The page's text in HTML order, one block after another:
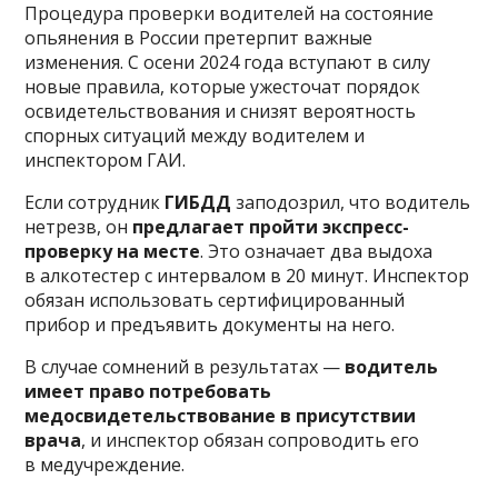
Процедура проверки водителей на состояние
опьянения в России претерпит важные
изменения. С осени 2024 года вступают в силу
новые правила, которые ужесточат порядок
освидетельствования и снизят вероятность
спорных ситуаций между водителем и
инспектором ГАИ.
Если сотрудник ГИБДД заподозрил, что водитель
нетрезв, он предлагает пройти экспресс-
проверку на месте. Это означает два выдоха
в алкотестер с интервалом в 20 минут. Инспектор
обязан использовать сертифицированный
прибор и предъявить документы на него.
В случае сомнений в результатах — водитель
имеет право потребовать
медосвидетельствование в присутствии
врача, и инспектор обязан сопроводить его
в медучреждение.